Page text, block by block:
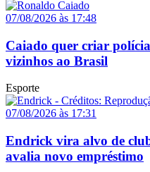
07/08/2026 às 17:48
Caiado quer criar
vizinhos ao Brasil
Esporte
07/08/2026 às 17:31
Endrick vira alvo de
avalia novo empréstimo